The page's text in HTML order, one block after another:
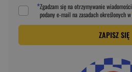
*Zgadzam się na otrzymywanie
podanye-mail na zasadach określonych w
ZAPISZ SIĘ